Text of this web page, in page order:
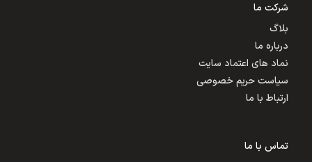
شرکت ما
بلاگ
درباره ما
نماد های اعتماد سایت
سیاست حریم خصوصی
ارتباط با ما
تماس با ما